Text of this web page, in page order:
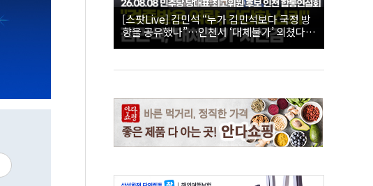
[스팟Live] 김민석 “누가 김민석보다 국정 방
향을 공유했나”…인천서 ‘대체불가’ 외쳤다 |
26.08.08 더불어민주당 당대표·최고위원 후